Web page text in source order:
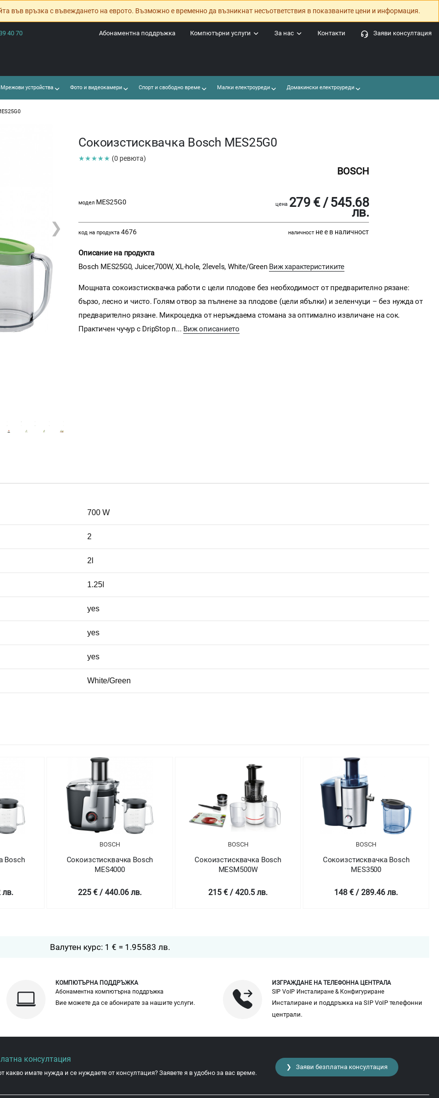
във връзка с въвеждането на еврото. Възможно е временно да възникнат несъответствия в показваните цени и информация.
40 70 Заяви консултация
Контакти
За нас
Компютърни услуги
Абонаментна поддръжка
устройства Фото и видеокамери Спорт и свободно време Малки електроуреди Домакински електроуреди
❯
Сокоизстисквачка Bosch MES25G0
★★★★★ (0 ревюта)
BOSCH
модел MES25G0 цена 279 € / 545.68
лв.
код на продукта 4676 наличност не е в наличност
Описание на продукта
Bosch MES25G0, Juicer,700W, XL-hole, 2levels, White/Green Виж характеристиките
Мощната сокоизстисквачка работи с цели плодове без необходимост от предварително рязане:
бързо, лесно и чисто. Голям отвор за пълнене за плодове (цели ябълки) и зеленчуци – без нужда от
предварително рязане. Микроцедка от неръждаема стомана за оптимално извличане на сок.
Практичен чучур с DripStop п... Виж описанието
700 W
2
2l
1.25l
yes
yes
yes
White/Green
Bosch
лв.
BOSCH
Сокоизстисквачка Bosch
MES4000
225 € / 440.06 лв.
BOSCH
Сокоизстисквачка Bosch
MESM500W
215 € / 420.5 лв.
BOSCH
Сокоизстисквачка Bosch
MES3500
148 € / 289.46 лв.
Валутен курс: 1 € = 1.95583 лв.
КОМПЮТЪРНА ПОДДРЪЖКА
Абонаментна компютърна поддръжка
Вие можете да се абонирате за нашите услуги.
ИЗГРАЖДАНЕ НА ТЕЛЕФОННА ЦЕНТРАЛА
SIP VoIP Инсталиране & Конфигуриране
Инсталиране и поддръжка на SIP VoIP телефонни
централи.
консултация
какво имате нужда и се нуждаете от консултация? Заявете я в удобно за вас време.
❯ Заяви безплатна консултация